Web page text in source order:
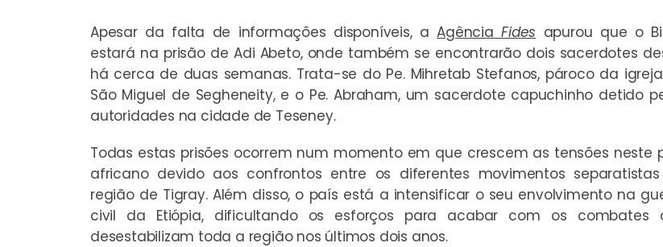
Apesar da falta de informações disponíveis, aAgênciaFides apurou que o
estará na prisão de Adi Abeto, onde também se encontrarão dois sacerdotes
há cerca de duas semanas. Trata-se do Pe. Mihretab Stefanos, pároco da
São Miguel de Segheneity, e o Pe. Abraham, um sacerdote capuchinho detido
autoridades na cidade de Teseney.
Todas estas prisões ocorrem num momento em que crescem as tensões neste
africano devido aos confrontos entre os diferentes movimentos
região de Tigray. Além disso, o país está a intensificar o seu envolvimento na
civil da Etiópia, dificultando os esforços para acabar com os combates
desestabilizam toda a região nos últimos dois anos.